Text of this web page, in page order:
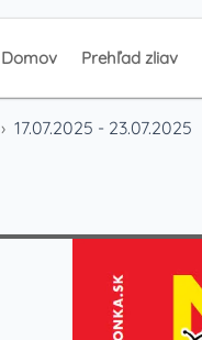
Domov Prehľad zliav
› 17.07.2025 - 23.07.2025